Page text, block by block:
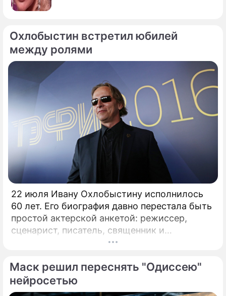
Охлобыстин встретил юбилей
между ролями
22 июля Ивану Охлобыстину исполнилось
60 лет. Его биография давно перестала быть
простой актерской анкетой: режиссер,
сценарист, писатель, священник и
публичный полемист в нем постоянно
встречает 60-летие человеком, которого
трудно уложить в одну строку титров.
Маск решил переснять "Одиссею"
нейросетью